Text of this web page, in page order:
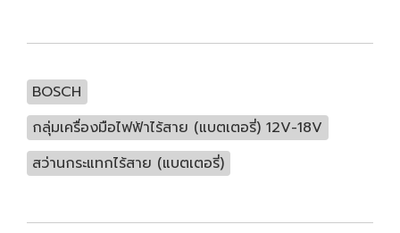
BOSCH
กลุ่มเครื่องมือไฟฟ้าไร้สาย (แบตเตอรี่) 12V-18V
สว่านกระแทกไร้สาย (แบตเตอรี่)